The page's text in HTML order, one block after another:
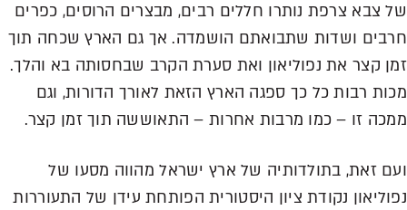
של צבא צרפת נותרו חללים רבים, מבצרים הרוסים, כפרים
חרבים ושדות שתבואתם הושמדה. אך גם הארץ שכחה תוך
זמן קצר את נפוליאון ואת סערת הקרב שבחסותה בא והלך.
מכות רבות כל כך ספגה הארץ הזאת לאורך הדורות, וגם
ממכה זו – כמו מרבות אחרות – התאוששה תוך זמן קצר.
ועם זאת, בתולדותיה של ארץ ישראל מהווה מסעו של
נפוליאון נקודת ציון היסטורית הפותחת עידן של התעוררות